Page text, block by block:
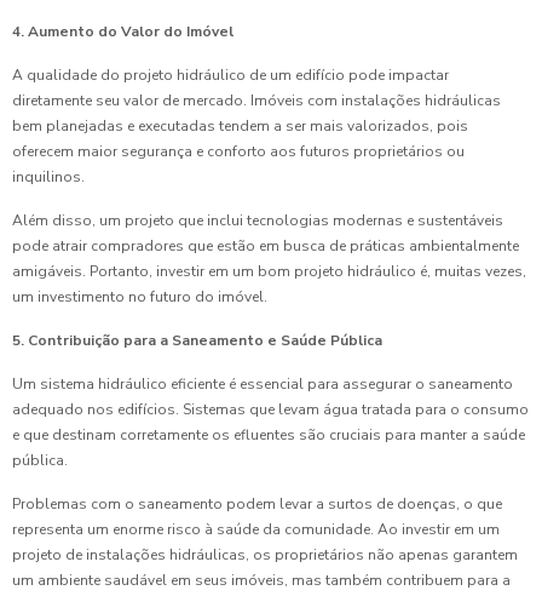
4. Aumento do Valor do Imóvel
A qualidade do projeto hidráulico de um edifício pode impactar
diretamente seu valor de mercado. Imóveis com instalações hidráulicas
bem planejadas e executadas tendem a ser mais valorizados, pois
oferecem maior segurança e conforto aos futuros proprietários ou
inquilinos.
Além disso, um projeto que inclui tecnologias modernas e sustentáveis
pode atrair compradores que estão em busca de práticas ambientalmente
amigáveis. Portanto, investir em um bom projeto hidráulico é, muitas vezes,
um investimento no futuro do imóvel.
5. Contribuição para a Saneamento e Saúde Pública
Um sistema hidráulico eficiente é essencial para assegurar o saneamento
adequado nos edifícios. Sistemas que levam água tratada para o consumo
e que destinam corretamente os efluentes são cruciais para manter a saúde
pública.
Problemas com o saneamento podem levar a surtos de doenças, o que
representa um enorme risco à saúde da comunidade. Ao investir em um
projeto de instalações hidráulicas, os proprietários não apenas garantem
um ambiente saudável em seus imóveis, mas também contribuem para a